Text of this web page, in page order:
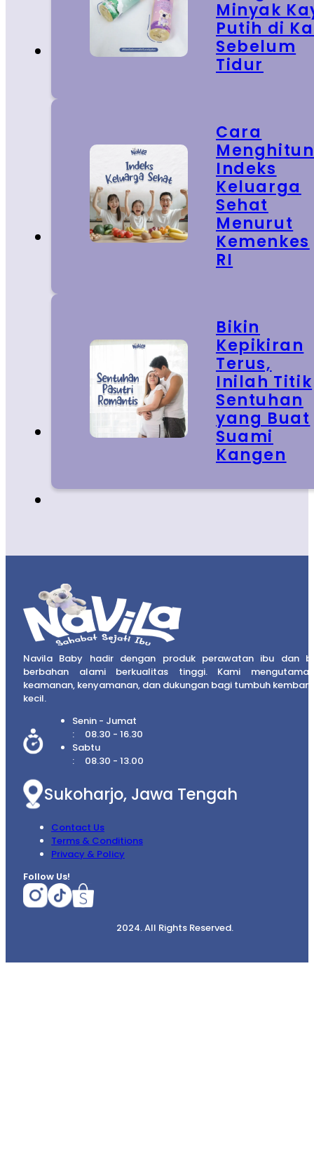
Minyak
Putih di
Sebelum
Tidur
Cara
Indeks
Keluarga
Sehat
Menurut
Kemenkes
RI
Bikin
Kepikiran
Terus,
Inilah Titik
Sentuhan
yang Buat
Suami
Kangen
Navila Baby hadir dengan produk perawatan ibu dan
berbahan alami berkualitas tinggi. Kami
keamanan, kenyamanan, dan dukungan bagi tumbuh
kecil.
Senin - Jumat
08.30 - 16.30
Sabtu
08.30 - 13.00
Sukoharjo, Jawa Tengah
Contact Us
Terms & Conditions
Privacy & Policy
Follow Us!
2024. All Rights Reserved.